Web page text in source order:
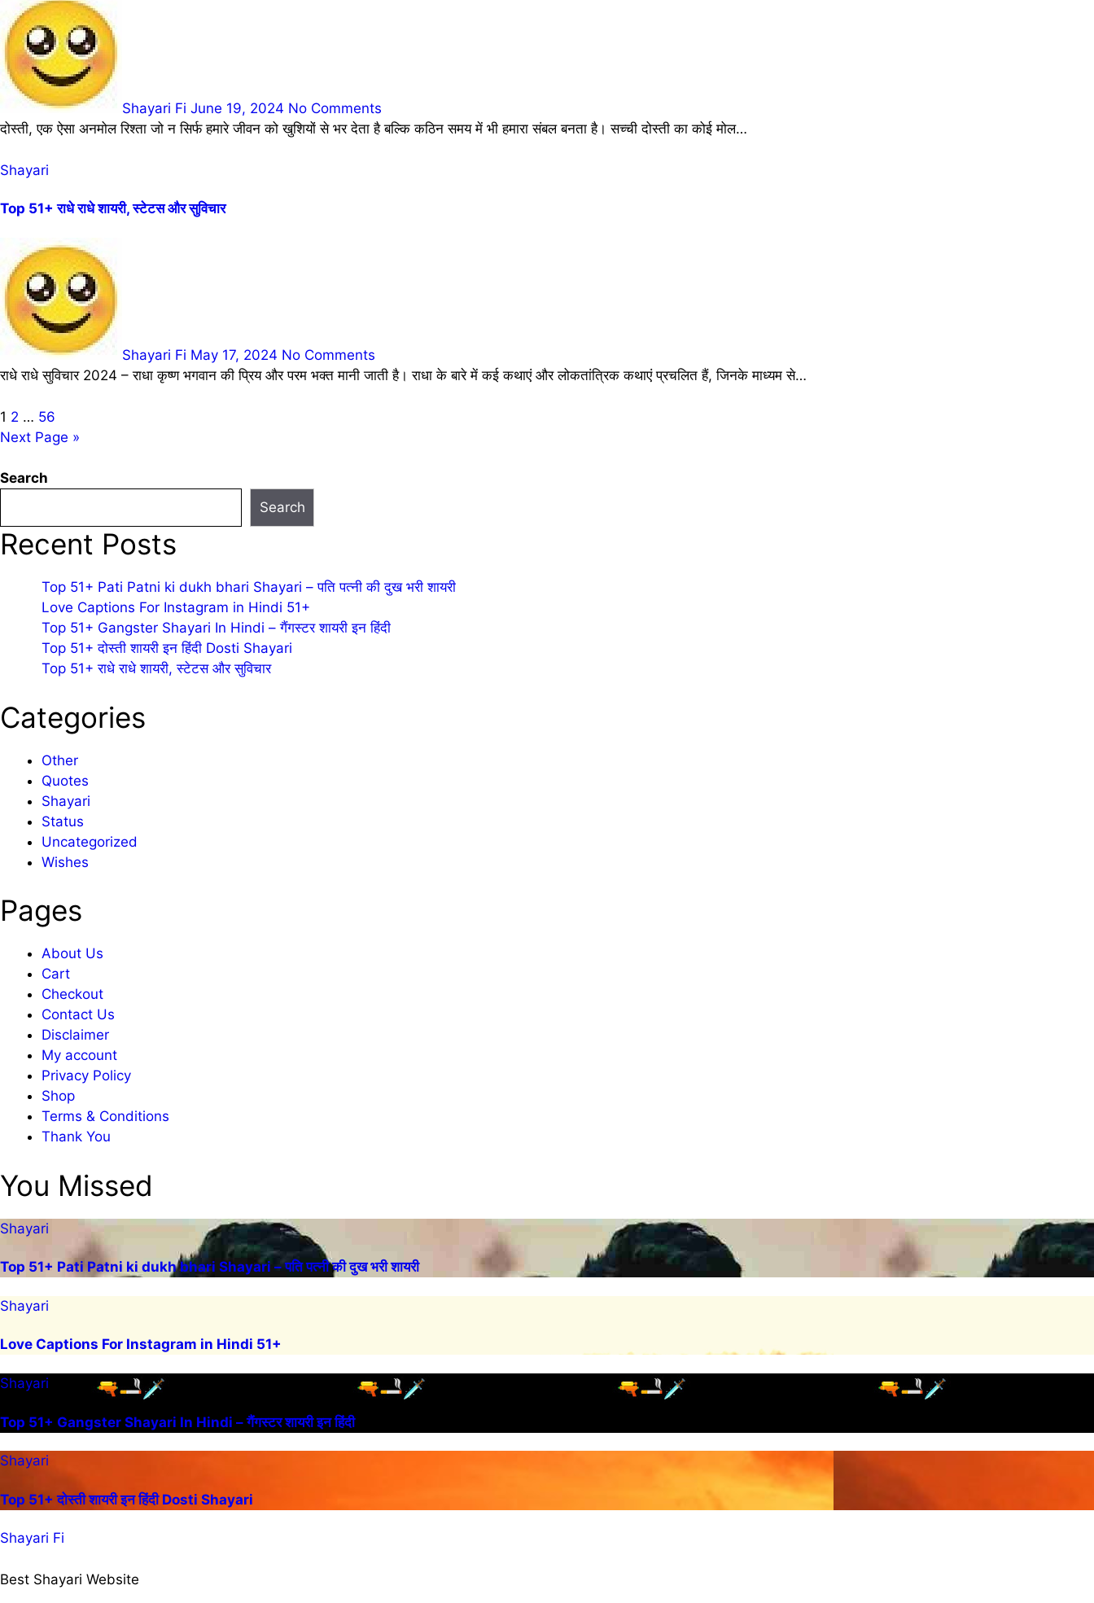
Shayari Fi June 19, 2024 No Comments
दोस्ती, एक ऐसा अनमोल रिश्ता जो न सिर्फ हमारे जीवन को खुशियों से भर देता है बल्कि कठिन समय में भी हमारा संबल बनता है। सच्ची दोस्ती का कोई मोल…
Shayari
Top 51+ राधे राधे शायरी, स्टेटस और सुविचार
Shayari Fi May 17, 2024 No Comments
राधे राधे सुविचार 2024 – राधा कृष्ण भगवान की प्रिय और परम भक्त मानी जाती है। राधा के बारे में कई कथाएं और लोकतांत्रिक कथाएं प्रचलित हैं, जिनके माध्यम से…
Posts
pagination
1 2 … 56
Next Page »
Search
Search
Recent Posts
Top 51+ Pati Patni ki dukh bhari Shayari – पति पत्नी की दुख भरी शायरी
Love Captions For Instagram in Hindi 51+
Top 51+ Gangster Shayari In Hindi – गैंगस्टर शायरी इन हिंदी
Top 51+ दोस्ती शायरी इन हिंदी Dosti Shayari
Top 51+ राधे राधे शायरी, स्टेटस और सुविचार
Categories
Other
Quotes
Shayari
Status
Uncategorized
Wishes
Pages
About Us
Cart
Checkout
Contact Us
Disclaimer
My account
Privacy Policy
Shop
Terms & Conditions
Thank You
You Missed
Shayari
Top 51+ Pati Patni ki dukh bhari Shayari – पति पत्नी की दुख भरी शायरी
Shayari
Love Captions For Instagram in Hindi 51+
Shayari
Top 51+ Gangster Shayari In Hindi – गैंगस्टर शायरी इन हिंदी
Shayari
Top 51+ दोस्ती शायरी इन हिंदी Dosti Shayari
Shayari Fi
Best Shayari Website